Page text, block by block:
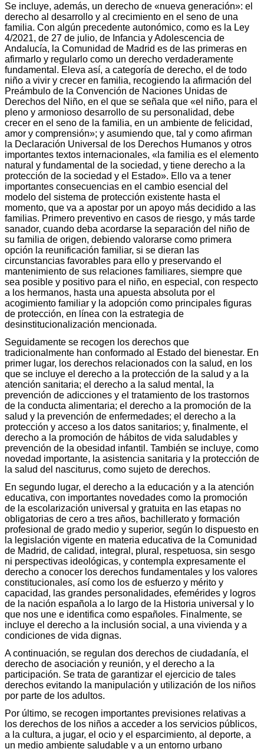
Se incluye, además, un derecho de «nueva generación»: el
derecho al desarrollo y al crecimiento en el seno de una
familia. Con algún precedente autonómico, como es la Ley
4/2021, de 27 de julio, de Infancia y Adolescencia de
Andalucía, la Comunidad de Madrid es de las primeras en
afirmarlo y regularlo como un derecho verdaderamente
fundamental. Eleva así, a categoría de derecho, el de todo
niño a vivir y crecer en familia, recogiendo la afirmación del
Preámbulo de la Convención de Naciones Unidas de
Derechos del Niño, en el que se señala que «el niño, para el
pleno y armonioso desarrollo de su personalidad, debe
crecer en el seno de la familia, en un ambiente de felicidad,
amor y comprensión»; y asumiendo que, tal y como afirman
la Declaración Universal de los Derechos Humanos y otros
importantes textos internacionales, «la familia es el elemento
natural y fundamental de la sociedad, y tiene derecho a la
protección de la sociedad y el Estado». Ello va a tener
importantes consecuencias en el cambio esencial del
modelo del sistema de protección existente hasta el
momento, que va a apostar por un apoyo más decidido a las
familias. Primero preventivo en casos de riesgo, y más tarde
sanador, cuando deba acordarse la separación del niño de
su familia de origen, debiendo valorarse como primera
opción la reunificación familiar, si se dieran las
circunstancias favorables para ello y preservando el
mantenimiento de sus relaciones familiares, siempre que
sea posible y positivo para el niño, en especial, con respecto
a los hermanos, hasta una apuesta absoluta por el
acogimiento familiar y la adopción como principales figuras
de protección, en línea con la estrategia de
desinstitucionalización mencionada.
Seguidamente se recogen los derechos que
tradicionalmente han conformado al Estado del bienestar. En
primer lugar, los derechos relacionados con la salud, en los
que se incluye el derecho a la protección de la salud y a la
atención sanitaria; el derecho a la salud mental, la
prevención de adicciones y el tratamiento de los trastornos
de la conducta alimentaria; el derecho a la promoción de la
salud y la prevención de enfermedades; el derecho a la
protección y acceso a los datos sanitarios; y, finalmente, el
derecho a la promoción de hábitos de vida saludables y
prevención de la obesidad infantil. También se incluye, como
novedad importante, la asistencia sanitaria y la protección de
la salud del nasciturus, como sujeto de derechos.
En segundo lugar, el derecho a la educación y a la atención
educativa, con importantes novedades como la promoción
de la escolarización universal y gratuita en las etapas no
obligatorias de cero a tres años, bachillerato y formación
profesional de grado medio y superior, según lo dispuesto en
la legislación vigente en materia educativa de la Comunidad
de Madrid, de calidad, integral, plural, respetuosa, sin sesgo
ni perspectivas ideológicas, y contempla expresamente el
derecho a conocer los derechos fundamentales y los valores
constitucionales, así como los de esfuerzo y mérito y
capacidad, las grandes personalidades, efemérides y logros
de la nación española a lo largo de la Historia universal y lo
que nos une e identifica como españoles. Finalmente, se
incluye el derecho a la inclusión social, a una vivienda y a
condiciones de vida dignas.
A continuación, se regulan dos derechos de ciudadanía, el
derecho de asociación y reunión, y el derecho a la
participación. Se trata de garantizar el ejercicio de tales
derechos evitando la manipulación y utilización de los niños
por parte de los adultos.
Por último, se recogen importantes previsiones relativas a
los derechos de los niños a acceder a los servicios públicos,
a la cultura, a jugar, el ocio y el esparcimiento, al deporte, a
un medio ambiente saludable y a un entorno urbano